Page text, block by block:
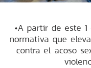
•A partir de este
normativa que
contra el acoso